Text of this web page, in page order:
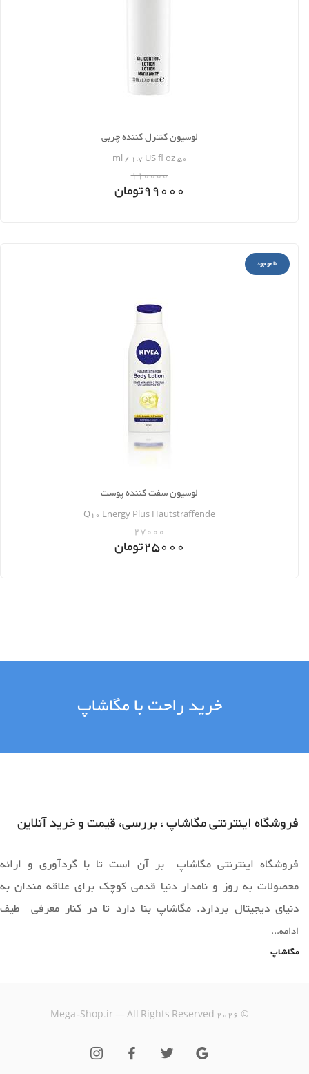
لوسیون کنترل کننده چربی
50 ml / 1.7 US fl oz
110000
99000تومان
ناموجود
لوسیون سفت کننده پوست
Q10 Energy Plus Hautstraffende
27000
25000تومان
خرید راحت با مگاشاپ
فروشگاه اینترنتی مگاشاپ ، بررسی، قیمت و خرید آنلاین
فروشگاه اینترنتی مگاشاپ بر آن است تا با گردآوری و ارائه
محصولات به روز و نامدار دنیا قدمی کوچک برای علاقه مندان به
دنیای دیجیتال بردارد. مگاشاپ بنا دارد تا در کنار معرفی طیف
وسیعی از محصولات به روز دنیا ،فضایی را برای خرید آسان و ارائه
محصولات قابل عرضه دراختیار همه همراهان خود قرار دهد.
کالاهایی متنوع، باکیفیت و دارای قیمت مناسب را در مدت زمان ی
کوتاه به دست مشتریان خود برساند؛ ویژگی‌هایی که فروشگاه
اینترنتی مگاشاپ سال‌هاست بر روی آن‌ها کار کرده و توانسته از این
ادامه...
مگاشاپ
©
2026